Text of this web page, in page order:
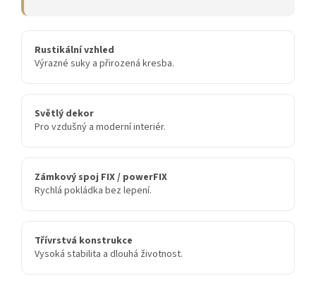
Rustikální vzhled
Výrazné suky a přirozená kresba.
Světlý dekor
Pro vzdušný a moderní interiér.
Zámkový spoj FIX / powerFIX
Rychlá pokládka bez lepení.
Třívrstvá konstrukce
Vysoká stabilita a dlouhá životnost.